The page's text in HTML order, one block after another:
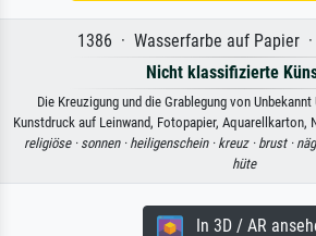
1386 · Wasserfarbe auf Papier
Nicht klassifizierte
Die Kreuzigung und die Grablegung von
Kunstdruck auf Leinwand, Fotopapier, Aquarellkarton,
religiöse · sonnen · heiligenschein · kreuz · brust ·
hüte
In 3D / AR